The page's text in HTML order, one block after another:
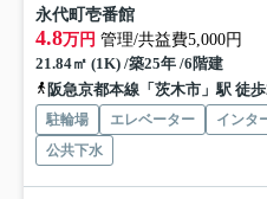
永代町壱番館
4.8万円 管理/共益費5,000円
21.84㎡ (1K) /築25年 /6階建
阪急京都本線「茨木市」駅 徒
駐輪場 エレベーター インタ
公共下水